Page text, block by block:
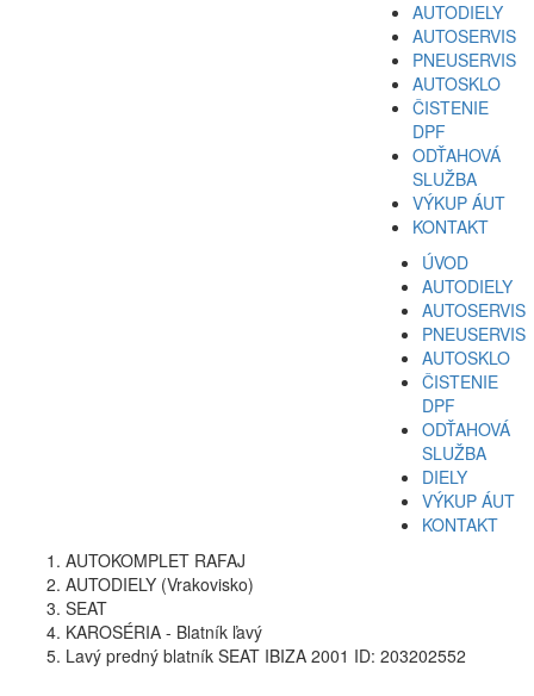
AUTODIELY
AUTOSERVIS
PNEUSERVIS
AUTOSKLO
ČISTENIE
DPF
ODŤAHOVÁ
SLUŽBA
VÝKUP ÁUT
KONTAKT
ÚVOD
AUTODIELY
AUTOSERVIS
PNEUSERVIS
AUTOSKLO
ČISTENIE
DPF
ODŤAHOVÁ
SLUŽBA
DIELY
VÝKUP ÁUT
KONTAKT
AUTOKOMPLET RAFAJ
AUTODIELY (Vrakovisko)
SEAT
KAROSÉRIA - Blatník ľavý
Lavý predný blatník SEAT IBIZA 2001 ID: 203202552